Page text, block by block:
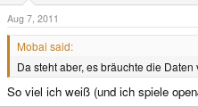
Aug 7, 2011
Mobai said:
Da steht aber, es bräuchte die
So viel ich weiß (und ich spiele